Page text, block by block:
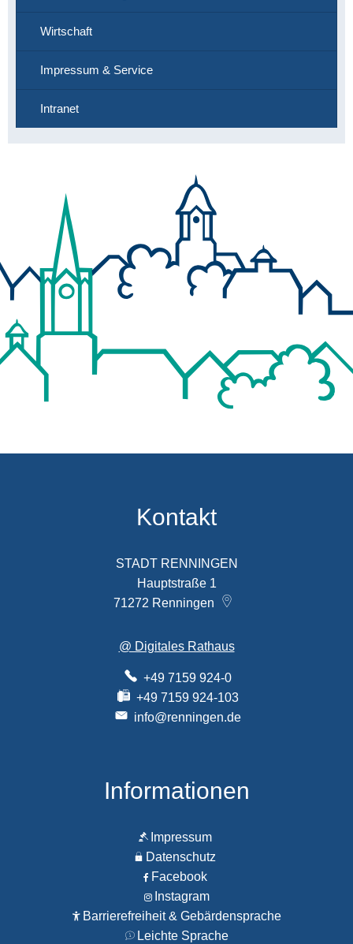
Wirtschaft
Impressum & Service
Intranet
Kontakt
STADT RENNINGEN
Hauptstraße 1
71272 Renningen
@ Digitales Rathaus
+49 7159 924-0
+49 7159 924-103
info@renningen.de
Informationen
Impressum
Datenschutz
Facebook
Instagram
Barrierefreiheit & Gebärdensprache
Leichte Sprache